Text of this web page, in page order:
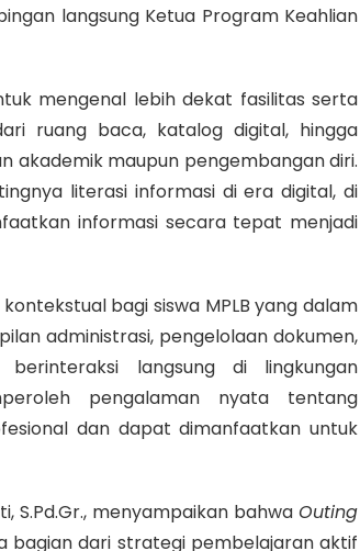
langsung Ketua Program Keahlian
mengenal lebih dekat fasilitas serta
ruang baca, katalog digital, hingga
akademik maupun pengembangan diri.
literasi informasi di era digital, di
informasi secara tepat menjadi
bagi siswa MPLB yang dalam
administrasi, pengelolaan dokumen,
langsung di lingkungan
pengalaman nyata tentang
dan dapat dimanfaatkan untuk
S.Pd.Gr., menyampaikan bahwa Outing
bagian dari strategi pembelajaran aktif